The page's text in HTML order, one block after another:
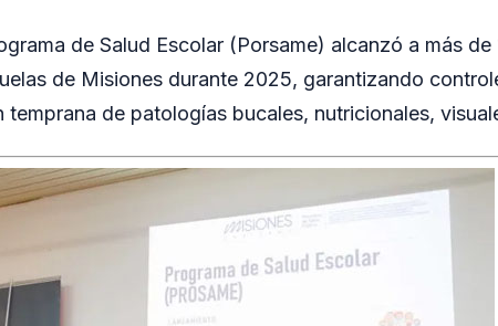
de Salud Escolar (Porsame) alcanzó a más de
de Misiones durante 2025, garantizando
de patologías bucales, nutricionales,